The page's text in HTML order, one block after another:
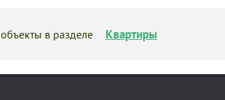
в разделе Квартиры